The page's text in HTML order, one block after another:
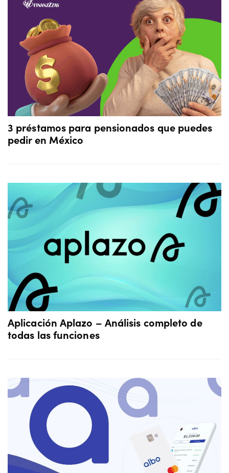
3 préstamos para pensionados que puedes
pedir en México
Aplicación Aplazo – Análisis completo de
todas las funciones